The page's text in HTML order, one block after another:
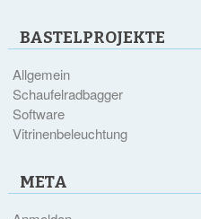
BASTELPROJEKTE
Allgemein
Schaufelradbagger
Software
Vitrinenbeleuchtung
META